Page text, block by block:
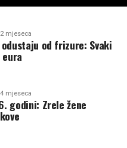
mjeseca
od frizure: Svaki
mjeseca
godini: Zrele žene